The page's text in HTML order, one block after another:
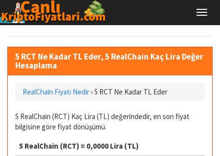
5 RCT Ne Kadar TL Eder, 5 RealChain Kaç Lira Değer
Hesaplama
RealChain Fiyatı Nedir› 5 RCT Ne Kadar TL Eder
5 RealChain (RCT) Kaç Lira (TL) değerindedir, en son fiyat
bilgisine göre fiyat dönüşümü.
5 RealChain (RCT) = 0,0000 Lira (TL)